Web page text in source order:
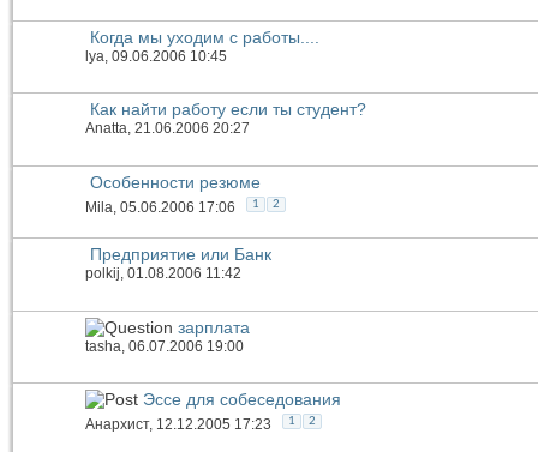
Когда мы уходим с работы....
lya, 09.06.2006 10:45
Как найти работу если ты студент?
Anatta, 21.06.2006 20:27
Особенности резюме
Mila, 05.06.2006 17:06 1 2
Предприятие или Банк
polkij, 01.08.2006 11:42
зарплата
tasha, 06.07.2006 19:00
Эссе для собеседования
Анархист, 12.12.2005 17:23 1 2